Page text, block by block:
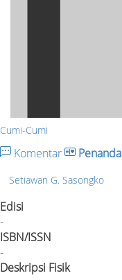
Cumi-Cumi
Komentar Penanda
Setiawan G. Sasongko
Edisi
-
ISBN/ISSN
-
Deskripsi Fisik